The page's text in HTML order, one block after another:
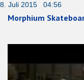
8. Juli 2015 04:56
Morphium